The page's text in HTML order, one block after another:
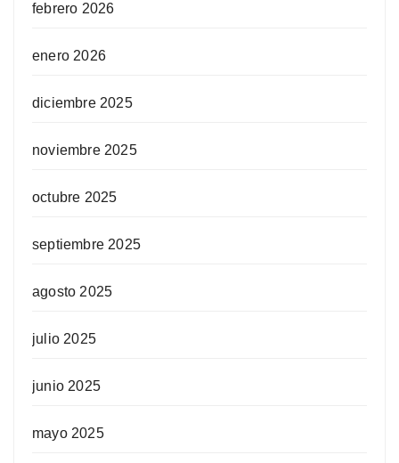
febrero 2026
enero 2026
diciembre 2025
noviembre 2025
octubre 2025
septiembre 2025
agosto 2025
julio 2025
junio 2025
mayo 2025